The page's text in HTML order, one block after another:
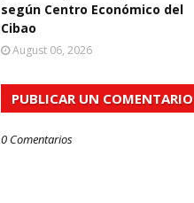
según Centro Económico del
Cibao
August 06, 2026
PUBLICAR UN COMENTARIO
0 Comentarios